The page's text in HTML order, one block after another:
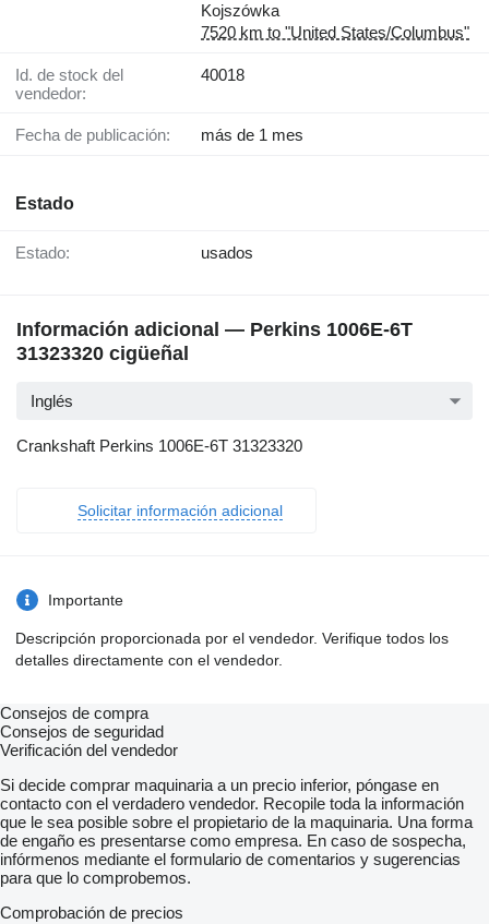
Kojszówka
7520 km to "United States/Columbus"
Id. de stock del
vendedor:
40018
Fecha de publicación: más de 1 mes
Estado
Estado: usados
Información adicional — Perkins 1006E-6T
31323320 cigüeñal
Inglés
Crankshaft Perkins 1006E-6T 31323320
Solicitar información adicional
Importante
Descripción proporcionada por el vendedor. Verifique todos los
detalles directamente con el vendedor.
Consejos de compra
Consejos de seguridad
Verificación del vendedor
Si decide comprar maquinaria a un precio inferior, póngase en
contacto con el verdadero vendedor. Recopile toda la información
que le sea posible sobre el propietario de la maquinaria. Una forma
de engaño es presentarse como empresa. En caso de sospecha,
infórmenos mediante el formulario de comentarios y sugerencias
para que lo comprobemos.
Comprobación de precios